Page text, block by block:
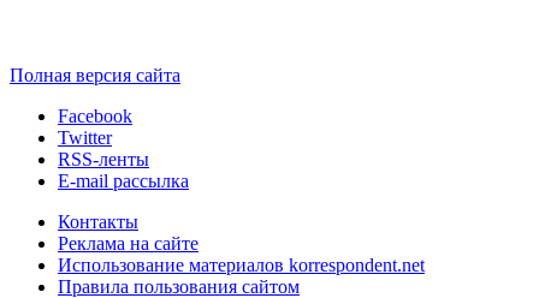
Полная версия сайта
Facebook
Twitter
RSS-ленты
E-mail рассылка
Контакты
Реклама на сайте
Использование материалов korrespondent.net
Правила пользования сайтом